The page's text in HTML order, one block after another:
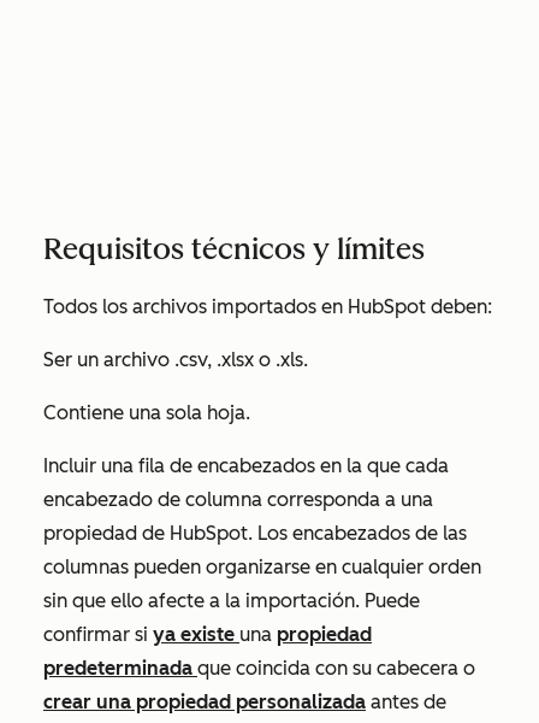
Requisitos técnicos y límites
Todos los archivos importados en HubSpot deben:
Ser un archivo .csv, .xlsx o .xls.
Contiene una sola hoja.
Incluir una fila de encabezados en la que cada
encabezado de columna corresponda a una
propiedad de HubSpot. Los encabezados de las
columnas pueden organizarse en cualquier orden
sin que ello afecte a la importación. Puede
confirmar si ya existe una propiedad
predeterminada que coincida con su cabecera o
crear una propiedad personalizada antes de